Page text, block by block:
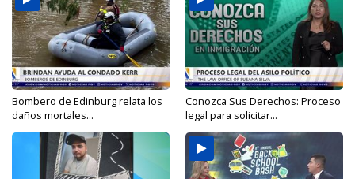
Bombero de Edinburg relata los
daños mortales...
Conozca Sus Derechos: Proceso
legal para solicitar...